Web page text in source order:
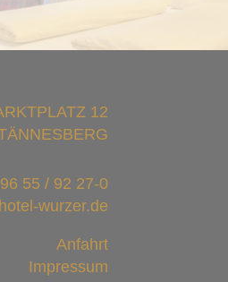
12
55 / 92 27-0
wurzer.de
Anfahrt
Impressum